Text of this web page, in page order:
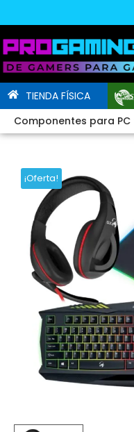
TIENDA FÍSICA
Componentes para PC
¡Oferta!